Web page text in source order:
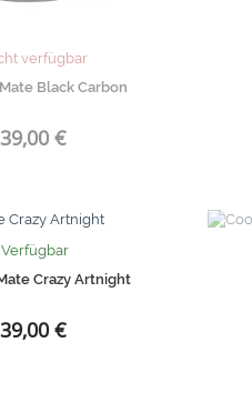
verfügbar
Black Carbon
€
Verfügbar
Crazy Artnight
€